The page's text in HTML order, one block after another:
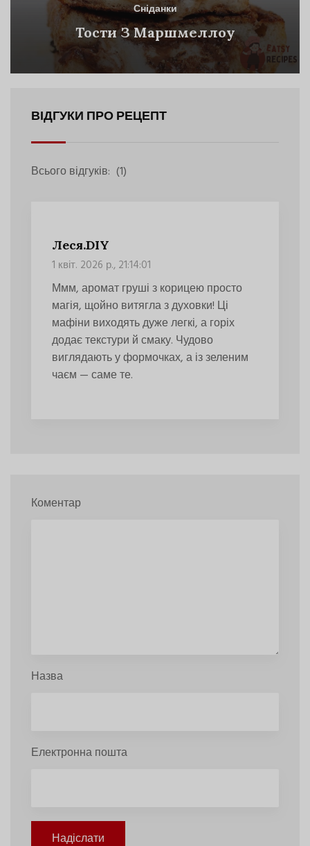
Сніданки
Тости З Маршмеллоу
ВІДГУКИ ПРО РЕЦЕПТ
Всього відгуків: (1)
Леся.DIY
1 квіт. 2026 р., 21:14:01
Ммм, аромат груші з корицею просто
магія, щойно витягла з духовки! Ці
мафіни виходять дуже легкі, а горіх
додає текстури й смаку. Чудово
виглядають у формочках, а із зеленим
чаєм — саме те.
Коментар
Назва
Електронна пошта
Надіслати